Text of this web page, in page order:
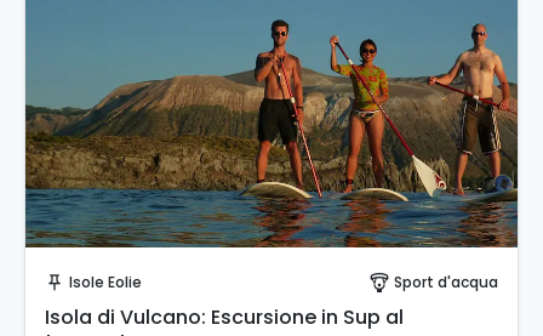
push_pin Isole Eolie paragliding Sport d'acqua
Isola di Vulcano: Escursione in Sup al